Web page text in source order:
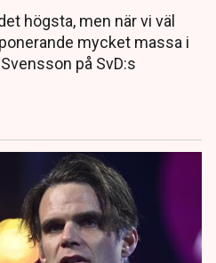
högsta, men när vi väl
mycket massa i
på SvD:s